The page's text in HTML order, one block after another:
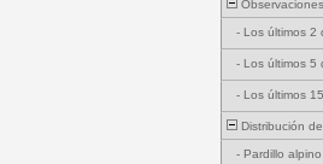
Observaciones
- Los últimos 2
- Los últimos 5
- Los últimos
Distribución
- Pardillo